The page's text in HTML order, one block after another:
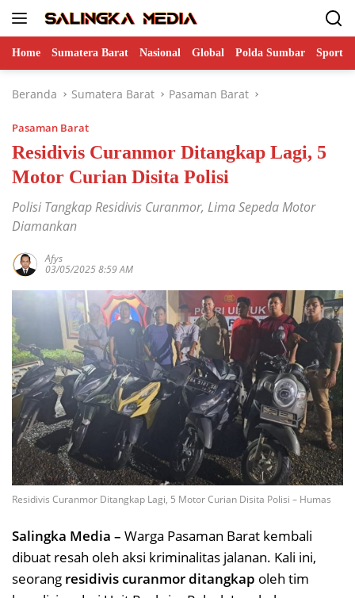
Home Sumatera Barat Nasional Global Polda Sumbar Sports
Beranda Sumatera Barat Pasaman Barat
Pasaman Barat
Residivis Curanmor Ditangkap Lagi, 5
Motor Curian Disita Polisi
Polisi Tangkap Residivis Curanmor, Lima Sepeda Motor
Diamankan
Afys
03/05/2025 8:59 AM
Residivis Curanmor Ditangkap Lagi, 5 Motor Curian Disita Polisi – Humas
Salingka Media – Warga Pasaman Barat kembali
dibuat resah oleh aksi kriminalitas jalanan. Kali ini,
seorang residivis curanmor ditangkap oleh tim